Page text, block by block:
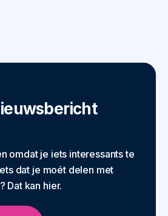
omdat je iets interessants te
dat je moét delen met
Dat kan hier.